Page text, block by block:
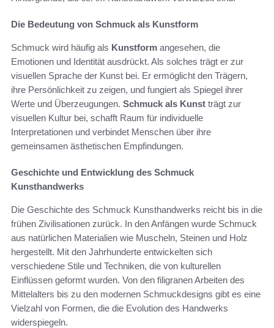
Die Bedeutung von Schmuck als Kunstform
Schmuck wird häufig als Kunstform angesehen, die
Emotionen und Identität ausdrückt. Als solches trägt er zur
visuellen Sprache der Kunst bei. Er ermöglicht den Trägern,
ihre Persönlichkeit zu zeigen, und fungiert als Spiegel ihrer
Werte und Überzeugungen. Schmuck als Kunst trägt zur
visuellen Kultur bei, schafft Raum für individuelle
Interpretationen und verbindet Menschen über ihre
gemeinsamen ästhetischen Empfindungen.
Geschichte und Entwicklung des Schmuck
Kunsthandwerks
Die Geschichte des Schmuck Kunsthandwerks reicht bis in die
frühen Zivilisationen zurück. In den Anfängen wurde Schmuck
aus natürlichen Materialien wie Muscheln, Steinen und Holz
hergestellt. Mit den Jahrhunderte entwickelten sich
verschiedene Stile und Techniken, die von kulturellen
Einflüssen geformt wurden. Von den filigranen Arbeiten des
Mittelalters bis zu den modernen Schmuckdesigns gibt es eine
Vielzahl von Formen, die die Evolution des Handwerks
widerspiegeln.